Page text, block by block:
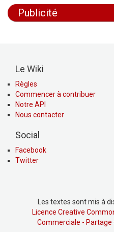
Publicité
Le Wiki
Règles
Commencer à contribuer
Notre API
Nous contacter
Social
Facebook
Twitter
Les textes sont mis à
Licence Creative
Commerciale - Partage